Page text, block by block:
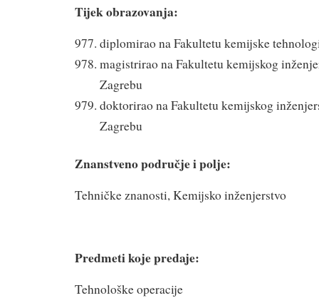
Tijek obrazovanja:
diplomirao na Fakultetu kemijske
magistrirao na Fakultetu kemijskog
Zagrebu
doktorirao na Fakultetu kemijskog
Zagrebu
Znanstveno područje i polje:
Tehničke znanosti, Kemijsko inženjerstvo
Predmeti koje predaje:
Tehnološke operacije